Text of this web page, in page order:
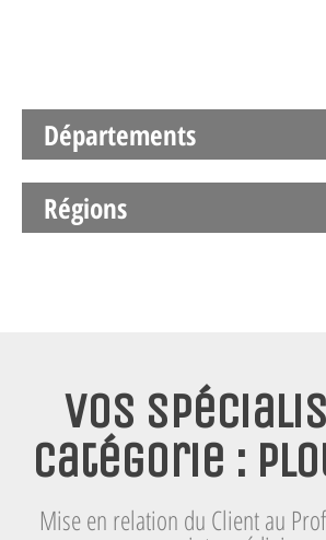
Départements
Régions
Vos
Catégorie :
Mise en relation du Client au